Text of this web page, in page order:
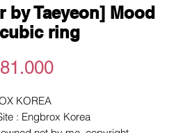
by Taeyeon] Mood
cubic ring
Harga
KOREA
: Engbrox Korea